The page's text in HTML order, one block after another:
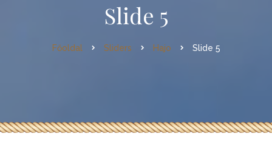
Slide 5
Főoldal Sliders Hajo Slide 5